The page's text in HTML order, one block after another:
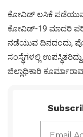
ಕೋವಿಡ್ ಲಸಿಕೆ
ಕೋವಿಡ್-19 ಮಾದರಿ
ನಡೆಯುವ ದಿನದಂದು,
ಸಂಸ್ಥೆಗಳಲ್ಲಿ
ಜಿಲ್ಲಾಧಿಕಾರಿ